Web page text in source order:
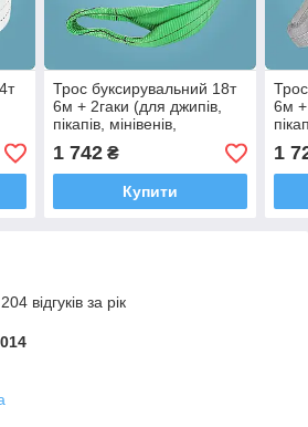
Трос буксирувальний 18т
6м + 2гаки (для джипів,
пікапів, мінівенів,
мікроавтобусів)
1 742₴
Купити
6м +
1
відгуків за рік